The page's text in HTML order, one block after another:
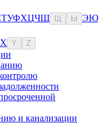
ТУФХЦЧШ Ы ЭЮ
X Y Z
и канализации